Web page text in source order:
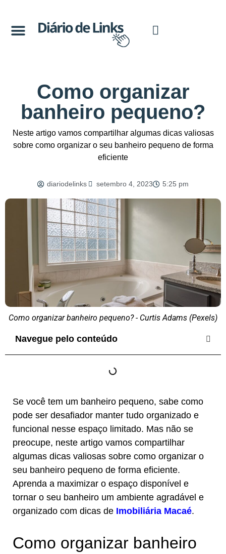
Como organizar
banheiro pequeno?
Neste artigo vamos compartilhar algumas dicas valiosas
sobre como organizar o seu banheiro pequeno de forma
eficiente
diariodelinks setembro 4, 2023 5:25 pm
Como organizar banheiro pequeno? - Curtis Adams (Pexels)
Navegue pelo conteúdo
Se você tem um banheiro pequeno, sabe como
pode ser desafiador manter tudo organizado e
funcional nesse espaço limitado. Mas não se
preocupe, neste artigo vamos compartilhar
algumas dicas valiosas sobre como organizar o
seu banheiro pequeno de forma eficiente.
Aprenda a maximizar o espaço disponível e
tornar o seu banheiro um ambiente agradável e
organizado com dicas de Imobiliária Macaé.
Como organizar banheiro